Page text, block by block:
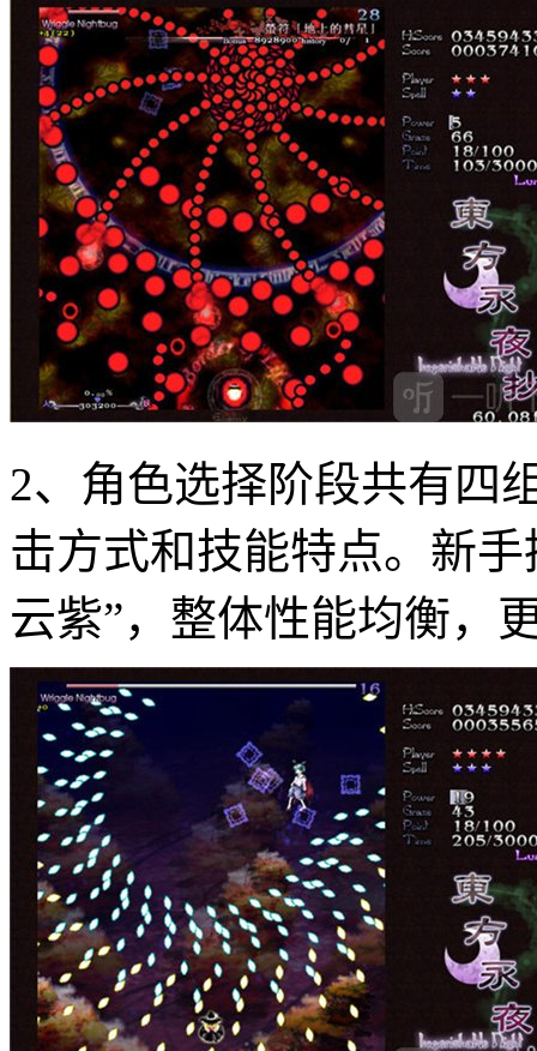
2、角色选择阶段共有四
击方式和技能特点。新
云紫”，整体性能均衡，